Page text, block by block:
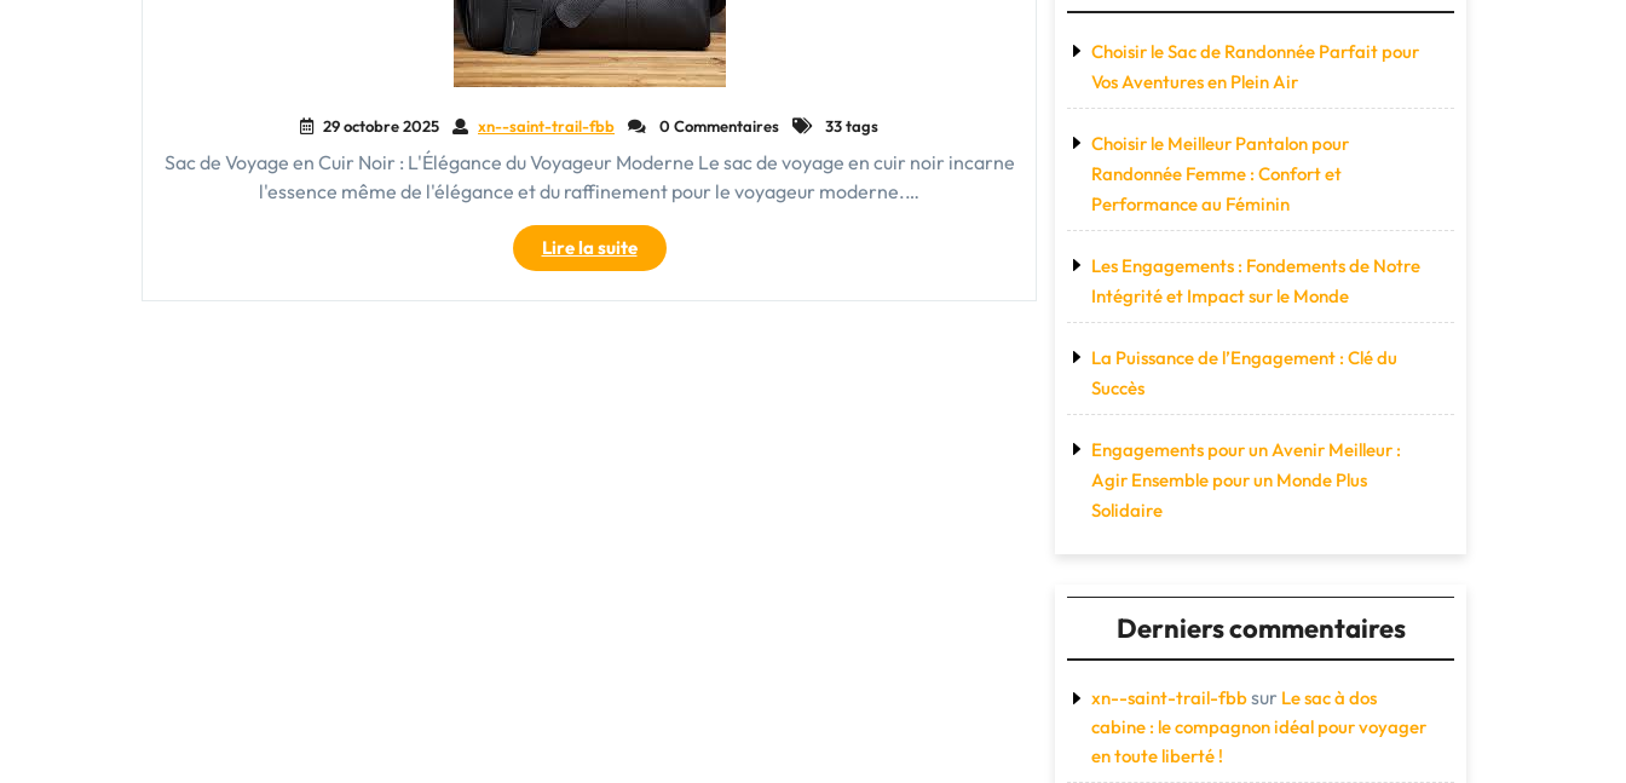
29 octobre 2025 xn--saint-trail-fbb 0 Commentaires 33 tags
Sac de Voyage en Cuir Noir : L'Élégance du Voyageur Moderne Le sac de voyage en cuir noir incarne
l'essence même de l'élégance et du raffinement pour le voyageur moderne.…
Lire la suite"Élégance
intemporelle
:
Choisir le Sac de Randonnée Parfait pour
Vos Aventures en Plein Air
Choisir le Meilleur Pantalon pour
Randonnée Femme : Confort et
Performance au Féminin
Les Engagements : Fondements de Notre
Intégrité et Impact sur le Monde
La Puissance de l’Engagement : Clé du
Succès
Engagements pour un Avenir Meilleur :
Agir Ensemble pour un Monde Plus
Solidaire
Derniers commentaires
xn--saint-trail-fbbsur Le sac à dos
cabine : le compagnon idéal pour voyager
en toute liberté !